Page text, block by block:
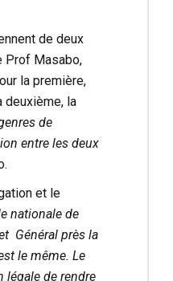
de deux
Prof Masabo,
la première,
deuxième, la
de
entre les deux
et le
nationale de
Général près la
le même. Le
légale de rendre